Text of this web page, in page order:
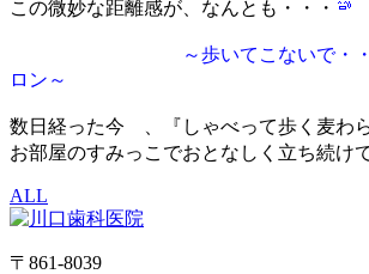
この微妙な距離感が、なんとも・・・
～歩いてこないで・
ロン～
数日経った今 、『しゃべって歩く麦わら
お部屋のすみっこでおとなしく立ち続け
ALL
〒861-8039